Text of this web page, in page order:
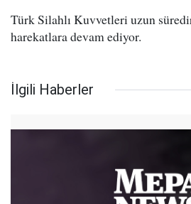
Türk Silahlı Kuvvetleri uzun
harekatlara devam ediyor.
İlgili Haberler